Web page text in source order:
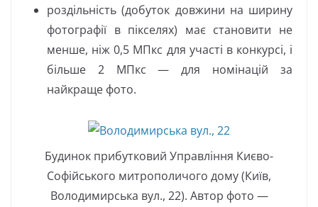
роздільність (добуток довжини на ширину
фотографії в пікселях) має становити не
менше, ніж 0,5 МПкс для участі в конкурсі, і
більше 2 МПкс — для номінацій за
найкраще фото.
Будинок прибутковий Управління Києво-
Софійського митрополичого дому (Київ,
Володимирська вул., 22). Автор фото —